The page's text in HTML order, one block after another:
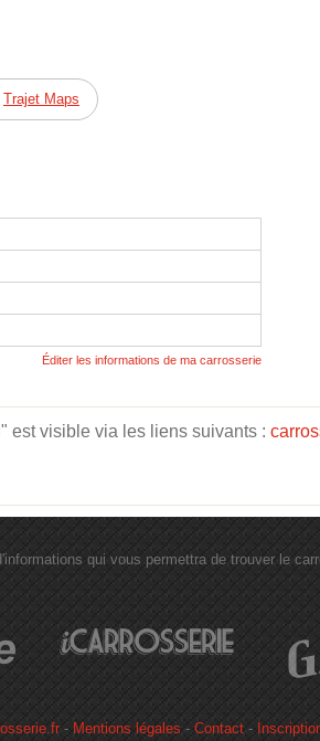
Trajet Maps
Éditer les informations de ma carrosserie
est visible via les liens suivants :
qui vous permettra de trouver le
- Mentions légales - Contact-